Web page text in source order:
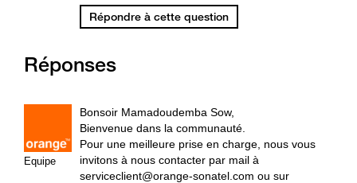
Répondre à cette question
Réponses
Equipe
Bonsoir Mamadoudemba Sow,
Bienvenue dans la communauté.
Pour une meilleure prise en charge, nous vous
invitons à nous contacter par mail à
serviceclient@orange-sonatel.com ou sur